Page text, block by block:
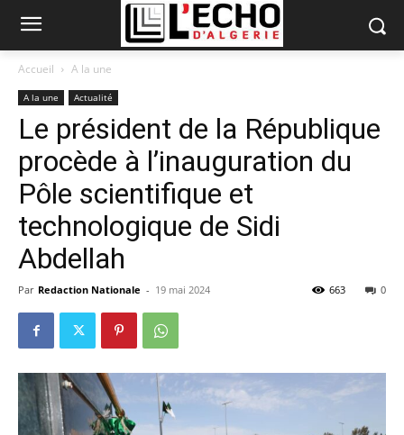
Accueil A la une
A la une Actualité
Le président de la République
procède à l’inauguration du
Pôle scientifique et
technologique de Sidi
Abdellah
Par Redaction Nationale - 19 mai 2024 0
663